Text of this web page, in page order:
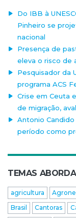
Do IBB à
Pinheiro se
nacional
Presença de
eleva o risco de
Pesquisador da
programa ACS
Crise em Ceuta
de migração,
Antonio
período como
TEMAS
agricultura
Brasil
Cantoras